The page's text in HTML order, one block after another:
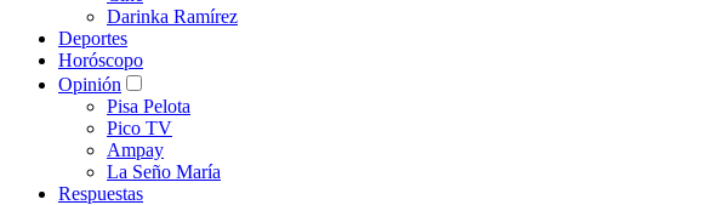
Darinka Ramírez
Deportes
Horóscopo
Opinión
Pisa Pelota
Pico TV
Ampay
La Seño María
Respuestas